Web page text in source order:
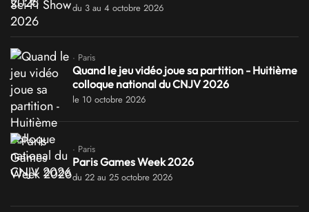
du 3 au 4 octobre 2026
· Paris
Quand le jeu vidéo joue sa partition - Huitième
colloque national du CNJV 2026
le 10 octobre 2026
· Paris
Paris Games Week 2026
du 22 au 25 octobre 2026